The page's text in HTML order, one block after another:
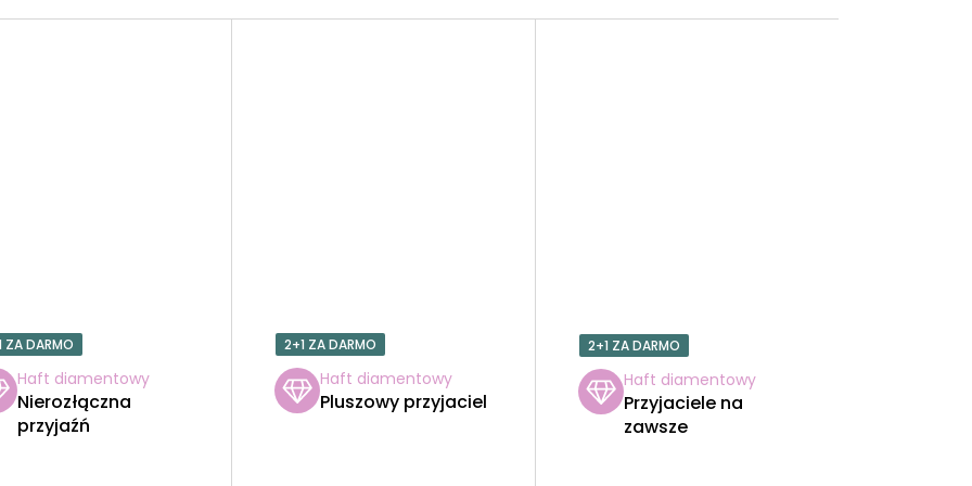
ZA DARMO
Haft diamentowy
Nierozłączna
przyjaźń
2+1 ZA DARMO
Haft diamentowy
Pluszowy przyjaciel
2+1 ZA DARMO
Haft diamentowy
Przyjaciele na
zawsze